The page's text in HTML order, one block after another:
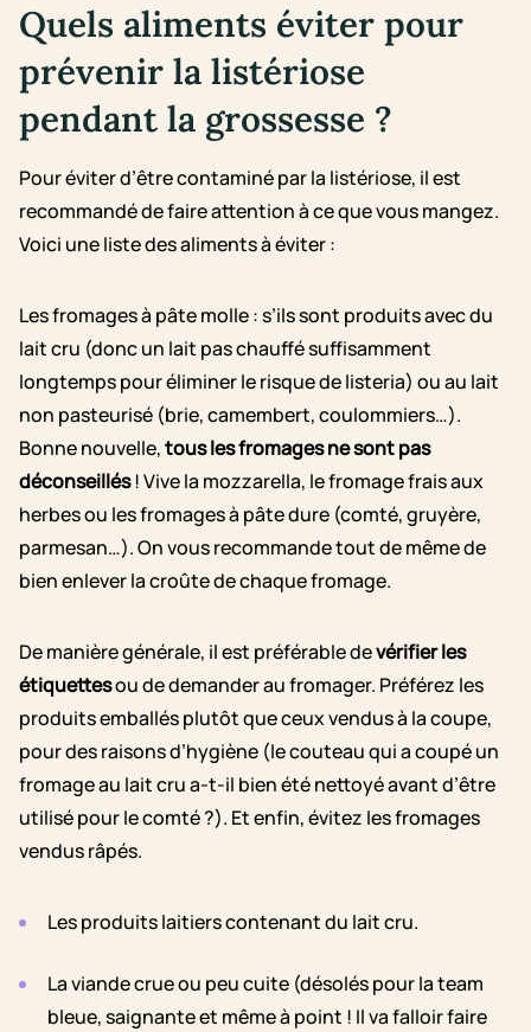
Quels aliments éviter pour
prévenir la listériose
pendant la grossesse ?
Pour éviter d’être contaminé par la listériose, il est
recommandé de faire attention à ce que vous mangez.
Voici une liste des aliments à éviter :
Les fromages à pâte molle : s’ils sont produits avec du
lait cru (donc un lait pas chauffé suffisamment
longtemps pour éliminer le risque de listeria) ou au lait
non pasteurisé (brie, camembert, coulommiers…).
Bonne nouvelle,tous les fromages ne sont pas
déconseillés! Vive la mozzarella, le fromage frais aux
herbes ou les fromages à pâte dure (comté, gruyère,
parmesan…). On vous recommande tout de même de
bien enlever la croûte de chaque fromage.
De manière générale, il est préférable devérifier les
étiquettesou de demander au fromager. Préférez les
produits emballés plutôt que ceux vendus à la coupe,
pour des raisons d’hygiène (le couteau qui a coupé un
fromage au lait cru a-t-il bien été nettoyé avant d’être
utilisé pour le comté ?). Et enfin, évitez les fromages
vendus râpés.
Les produits laitiers contenant du lait cru.
La viande crue ou peu cuite (désolés pour la team
bleue, saignante et même à point ! Il va falloir faire